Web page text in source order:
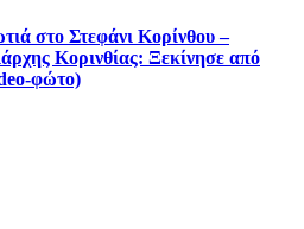
στο Στεφάνι Κορίνθου –
Κορινθίας: Ξεκίνησε από
φώτο)